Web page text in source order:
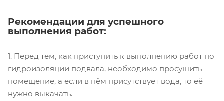
Рекомендации для успешного
выполнения работ:
1. Перед тем, как приступить к выполнению работ по
гидроизоляции подвала, необходимо просушить
помещение, а если в нём присутствует вода, то её
нужно выкачать.